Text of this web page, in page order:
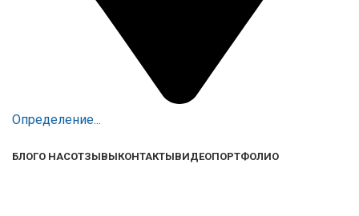
Определение...
БЛОГО НАСОТЗЫВЫКОНТАКТЫВИДЕОПОРТФОЛИО